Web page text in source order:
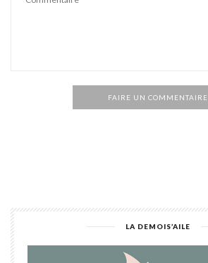
FAIRE UN COMMENTAIRE
LA DEMOIS’AILE